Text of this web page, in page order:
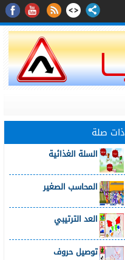
ذات صلة
السلة الغذائية
المحاسب الصغير
العد الترتيبي
توصيل حروف